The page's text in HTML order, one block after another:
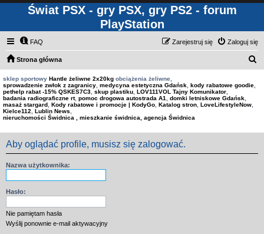
Świat PSX - gry PSX, gry PS2 - forum
PlayStation
FAQ Zaloguj się
Zarejestruj się
Strona główna
sklep sportowy Hantle żeliwne 2x20kg obciążenia żeliwne,
sprowadzenie zwłok z zagranicy medycyna estetyczna Gdańsk kody rabatowe goodie
pethelp rabat -15% QSKES7C3 skup plastiku LOV111VOL Tajny Komunikator
badania radiograficzne rt, pomoc drogowa autostrada A1 domki letniskowe Gdańsk
masaż stargard Kody rabatowe i promocje | KodyGo Katalog stron LoveLifestyleNow
Kielce112
Lublin News
nieruchomości Świdnica , mieszkanie świdnica, agencja Świdnica
Aby oglądać profile, musisz się zalogować.
Nazwa użytkownika:
Hasło:
Nie pamiętam hasła
Wyślij ponownie e-mail aktywacyjny